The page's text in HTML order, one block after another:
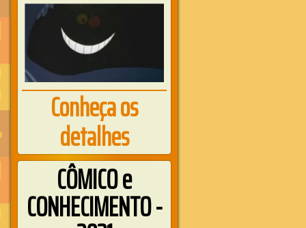
Conheça os
detalhes
CÔMICO e
CONHECIMENTO -